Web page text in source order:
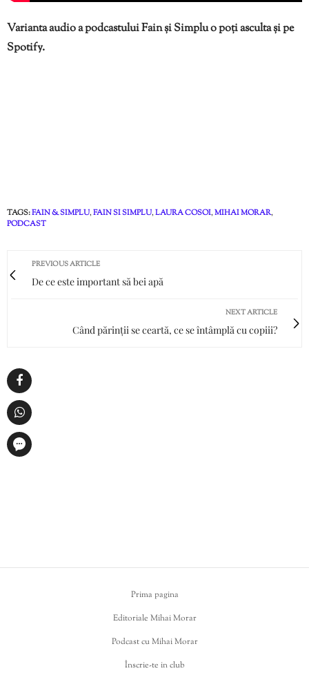
Varianta audio a podcastului Fain și Simplu o poți asculta și pe
Spotify.
TAGS:FAIN & SIMPLU,FAIN SI SIMPLU,LAURA COSOI,MIHAI MORAR,
PODCAST
PREVIOUS ARTICLE
De ce este important să bei apă
NEXT ARTICLE
Când părinții se ceartă, ce se întâmplă cu copiii?
Prima pagina
Editoriale Mihai Morar
Podcast cu Mihai Morar
Înscrie-te in club